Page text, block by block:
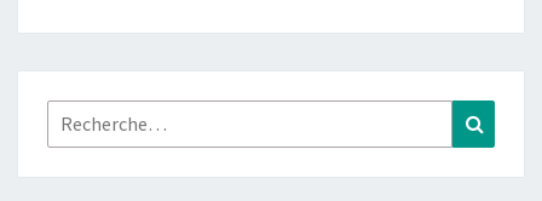
Rechercher :